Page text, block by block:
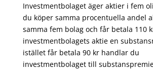
Investmentbolaget äger aktier i fem
du köper samma procentuella andel
samma fem bolag och får betala 110
investmentbolagets aktie en
istället får betala 90 kr handlar du
investmentbolaget till